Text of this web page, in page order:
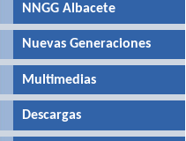
NNGG Albacete
Nuevas Generaciones
Multimedias
Descargas